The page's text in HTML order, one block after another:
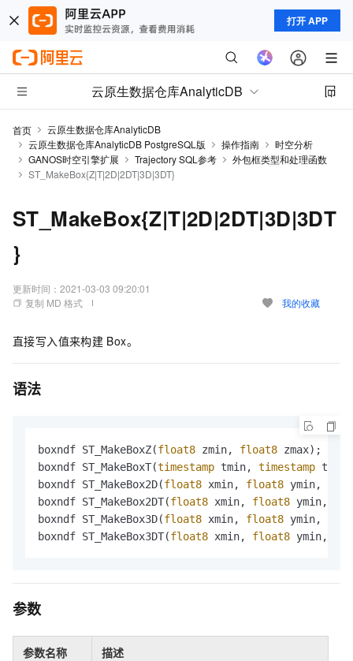
打开 APP
云原生数据仓库AnalyticDB
首页
云原生数据仓库AnalyticDB
云原生数据仓库AnalyticDB PostgreSQL版
操作指南
时空分析
GANOS时空引擎扩展
Trajectory SQL参考
外包框类型和处理函数
ST_MakeBox{Z|T|2D|2DT|3D|3DT}
ST_MakeBox{Z|T|2D|2DT|3D|3DT
}
更新时间： 2021-03-03 09:20:01
复制 MD 格式
我的收藏
直接写入值来构建 Box。
语法
boxndf ST_MakeBoxZ(float8 zmin, float8 zmax);
boxndf ST_MakeBoxT(timestamp tmin, timestamp
boxndf ST_MakeBox2D(float8 xmin, float8 ymin,
boxndf ST_MakeBox2DT(float8 xmin, float8 ymin,
boxndf ST_MakeBox3D(float8 xmin, float8 ymin,
boxndf ST_MakeBox3DT(float8 xmin, float8 ymin,
参数
参数名称 描述